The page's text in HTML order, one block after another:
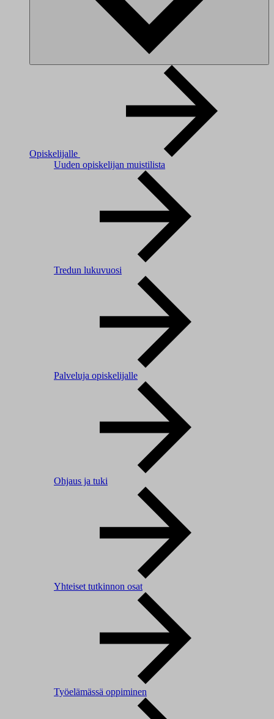
Opiskelijalle
Uuden opiskelijan muistilista
Tredun lukuvuosi
Palveluja opiskelijalle
Ohjaus ja tuki
Yhteiset tutkinnon osat
Työelämässä oppiminen